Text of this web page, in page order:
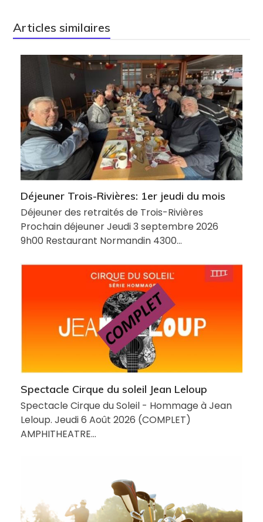
Articles similaires
Déjeuner Trois-Rivières: 1er jeudi du mois
Déjeuner des retraités de Trois-Rivières
Prochain déjeuner Jeudi 3 septembre 2026
9h00 Restaurant Normandin 4300…
Spectacle Cirque du soleil Jean Leloup
Spectacle Cirque du Soleil - Hommage à Jean
Leloup. Jeudi 6 Août 2026 (COMPLET)
AMPHITHEATRE…